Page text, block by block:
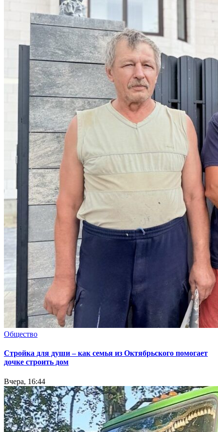
Общество
Стройка для души – как семья из Октябрьского помогает
дочке строить дом
Вчера, 16:44